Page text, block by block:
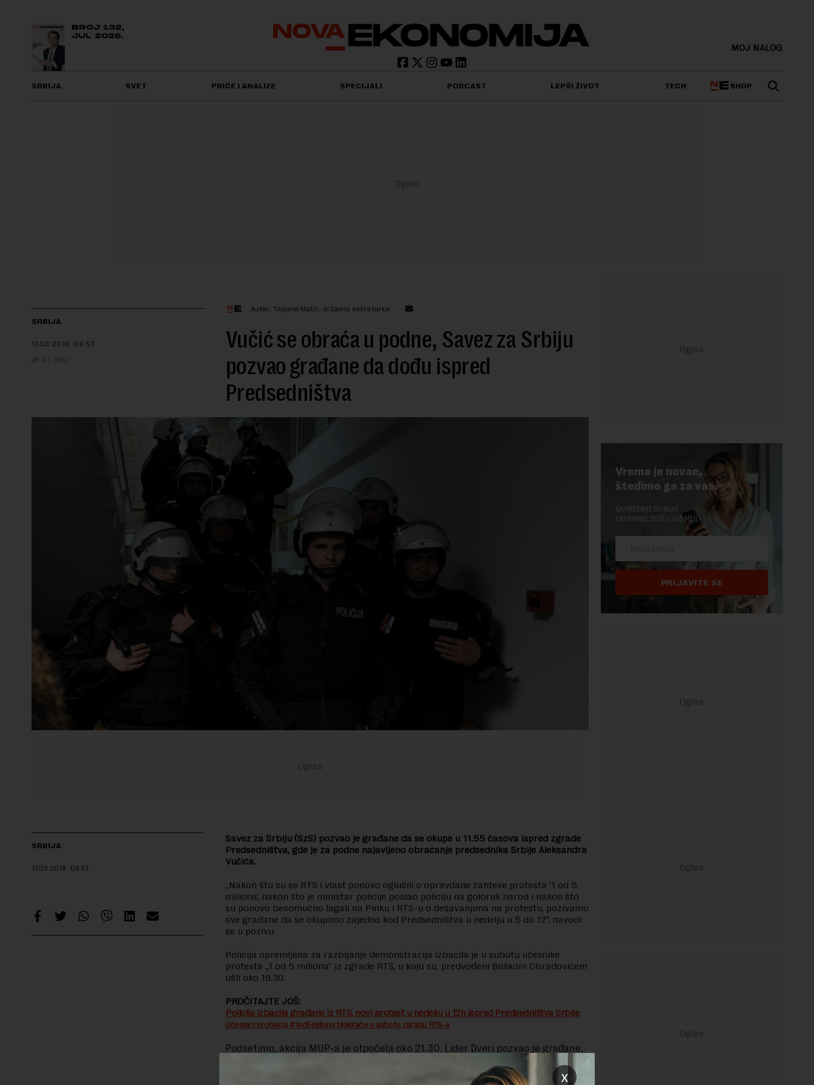
BROJ 132,
JUL 2026.
MOJ NALOG
SRBIJA SVET PRIČE I ANALIZE SPECIJALI PODCAST LEPŠI ŽIVOT TECH SHOP
SRBIJA
17.03.2019. 09:57
N1, Beta
Autor: Tatjana Matić, državna sekretarka
Vučić se obraća u podne, Savez za Srbiju
pozvao građane da dođu ispred
Predsedništva
SRBIJA
17.03.2019. 09:57
Savez za Srbiju (SzS) pozvao je građane da se okupe u 11.55 časova ispred zgrade
Predsedništva, gde je za podne najavljeno obraćanje predsednika Srbije Aleksandra
Vučića.
„Nakon što su se RTS i vlast ponovo oglušili o opravdane zahteve protesta ‘1 od 5
miliona’, nakon što je ministar policije poslao policiju na goloruk narod i nakon što
su ponovo besomučno lagali na Pinku i RTS-u o dešavanjima na protestu, pozivamo
sve građane da se okupimo zajedno kod Predsedništva u nedelju u 5 do 12“, navodi
se u pozivu.
Policija opremljena za razbijanje demonstracija izbacila je u subotu učesnike
protesta „1 od 5 miliona“ iz zgrade RTS, u koju su, predvođeni Boškom Obradovićem
ušli oko 19.30.
PROČITAJTE JOŠ:
Policija izbacila građane iz RTS, novi protest u nedelju u 12h ispred Predsedništva Srbije
Učesnici protesta #1od5miliona blokiraće u subotu zgradu RTS-a
Podsetimo, akcija MUP-a je otpočela oko 21.30. Lider Dveri pozvao je građane,
najavljeno obraćanje predsednika Aleksandra Vučića. Građani su se nakon
Vreme je novac,
štedimo ga za vas.
NAJVREDNIJE OD NOVE
EKONOMIJE STIŽE U VAŠ MEJL.
PRIJAVITE SE
x